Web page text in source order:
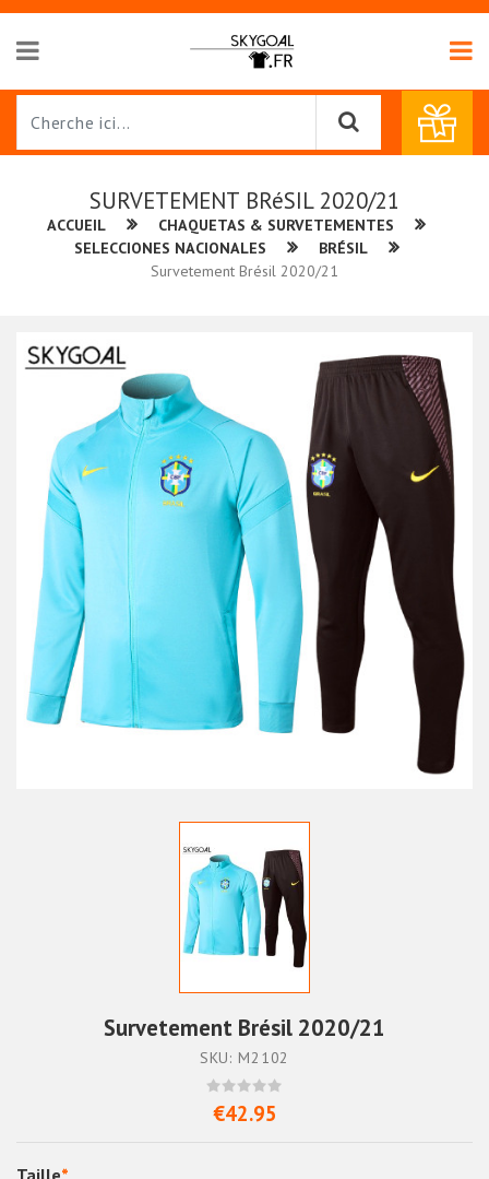
SURVETEMENT BRéSIL 2020/21
ACCUEIL
CHAQUETAS & SURVETEMENTES
SELECCIONES NACIONALES
BRÉSIL
Survetement Brésil 2020/21
Survetement Brésil 2020/21
SKU: M2102
€42.95